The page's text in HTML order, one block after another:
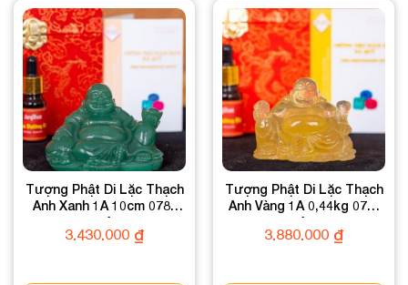
Tượng Phật Di Lặc Thạch
Anh Xanh 1A 10cm 078-
0931A-10
3.430.000 ₫
Tượng Phật Di Lặc Thạch
Anh Vàng 1A 0,44kg 078-
0911A-0.44
3.880.000 ₫